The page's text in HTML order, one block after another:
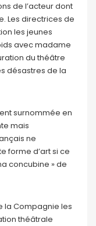
de l’acteur dont
Les directrices de
les jeunes
avec madame
du théâtre
désastres de la
surnommée en
mais
ne
forme d’art si ce
concubine » de
la Compagnie les
théâtrale